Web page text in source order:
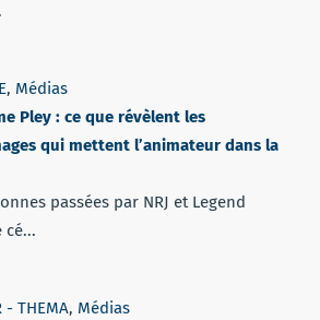
, Médias
Pley : ce que révèlent les
qui mettent l’animateur dans la
passées par NRJ et Legend
- THEMA, Médias